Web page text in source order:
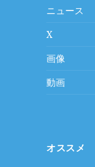
ニュース
X
画像
動画
オススメ